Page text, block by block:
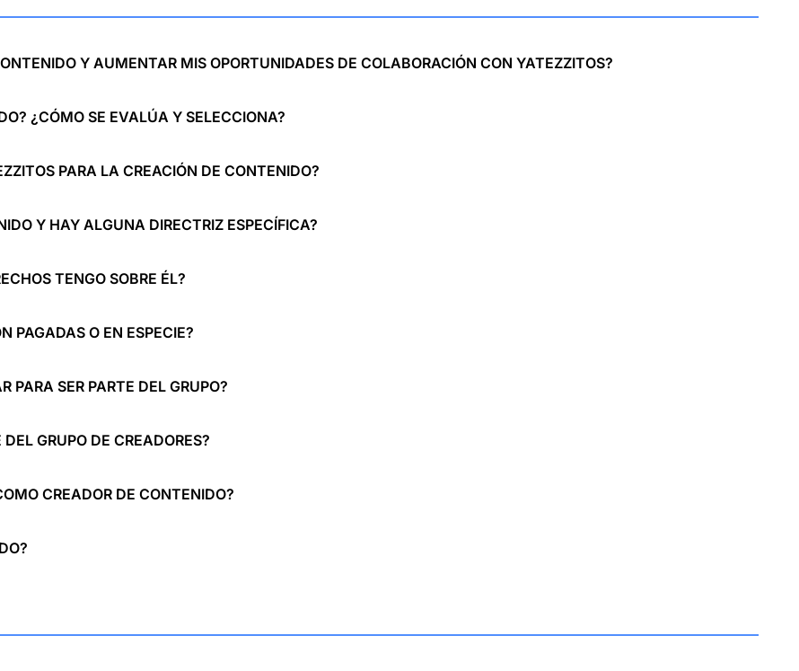
Y AUMENTAR MIS OPORTUNIDADES DE COLABORACIÓN CON YATEZZITOS?
¿CÓMO SE EVALÚA Y SELECCIONA?
PARA LA CREACIÓN DE CONTENIDO?
Y HAY ALGUNA DIRECTRIZ ESPECÍFICA?
TENGO SOBRE ÉL?
PAGADAS O EN ESPECIE?
PARA SER PARTE DEL GRUPO?
GRUPO DE CREADORES?
CREADOR DE CONTENIDO?